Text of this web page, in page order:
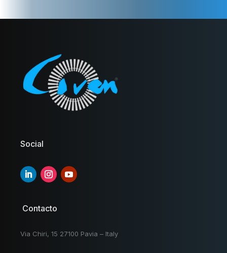
Social
Contacto
Via Chiri, 15 27100 Pavia – Italy